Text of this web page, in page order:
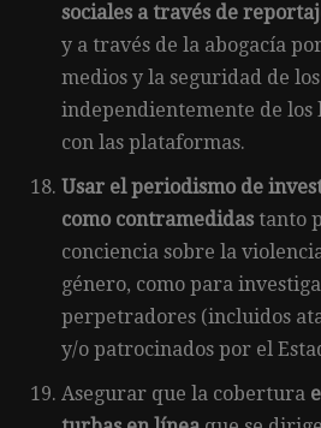
sociales a través de
y a través de la abogacía
medios y la seguridad de
independientemente de los
con las plataformas.
Usar el periodismo de
como contramedidas tanto
conciencia sobre la
género, como para
perpetradores (incluidos
y/o patrocinados por el
Asegurar que la cobertura